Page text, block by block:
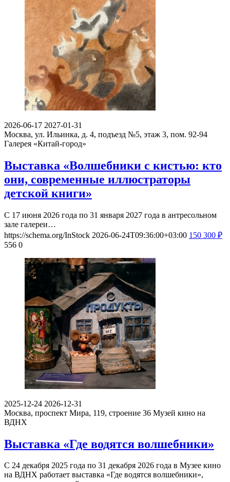
2026-06-17 2027-01-31
Москва, ул. Ильинка, д. 4, подъезд №5, этаж 3, пом. 92-94
Галерея «Китай-город»
Выставка «Волшебники с кистью: кто
они, современные иллюстраторы
детской книги»
С 17 июня 2026 года по 31 января 2027 года в антресольном
зале галереи…
https://schema.org/InStock 2026-06-24T09:36:00+03:00 150 300 ₽
556 0
2025-12-24 2026-12-31
Москва, проспект Мира, 119, строение 36 Музей кино на
ВДНХ
Выставка «Где водятся волшебники»
С 24 декабря 2025 года по 31 декабря 2026 года в Музее кино
на ВДНХ работает выставка «Где водятся волшебники»,